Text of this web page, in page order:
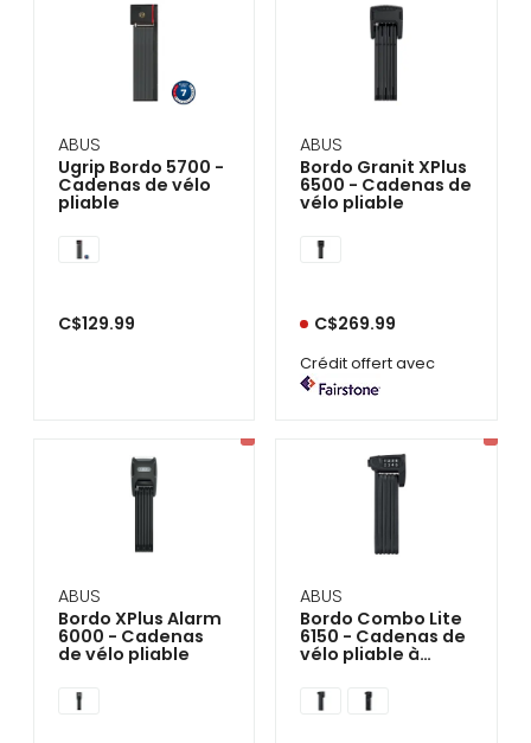
ABUS
Ugrip Bordo 5700 -
Cadenas de vélo
pliable
C$129.99
ABUS
Bordo Granit XPlus
6500 - Cadenas de
vélo pliable
C$269.99
Crédit offert avec
ABUS
Bordo XPlus Alarm
6000 - Cadenas
de vélo pliable
ABUS
Bordo Combo Lite
6150 - Cadenas de
vélo pliable à
combinaison